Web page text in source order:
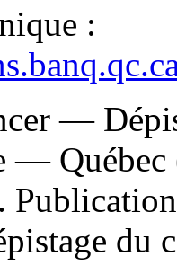
:
—
—
du